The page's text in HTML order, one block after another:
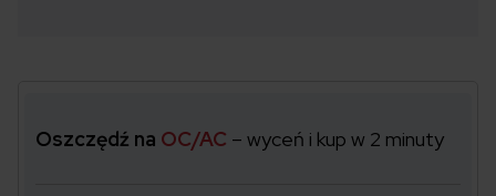
Oszczędź na OC/AC – wyceń i kup w 2 minuty